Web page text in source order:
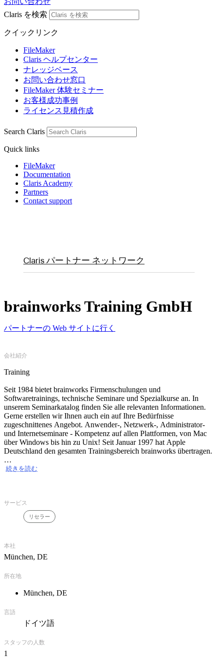
Claris を検索
クイックリンク
FileMaker
Claris ヘルプセンター
ナレッジベース
お問い合わせ窓口
FileMaker 体験セミナー
お客様成功事例
ライセンス見積作成
Search Claris
Quick links
FileMaker
Documentation
Claris Academy
Partners
Contact support
Claris パートナー ネットワーク
brainworks Training GmbH
パートナーの Web サイトに行く
会社紹介
Training
Seit 1984 bietet brainworks Firmenschulungen und
Softwaretrainings, technische Seminare und Spezialkurse an. In
unserem Seminarkatalog finden Sie alle relevanten Informationen.
Gerne erstellen wir Ihnen auch ein auf Ihre Bedürfnisse
zugeschnittenes Angebot. Anwender-, Netzwerk-, Administrator-
und Internetseminare - Kompetenz auf allen Plattformen, von Mac
über Windows bis hin zu Unix! Seit Januar 1997 hat Apple
Deutschland den gesamten Trainingsbereich brainworks übertragen.
Filemaker
続きを読む
サービス
リセラー
本社
München, DE
所在地
München, DE
言語
ドイツ語
スタッフの人数
1